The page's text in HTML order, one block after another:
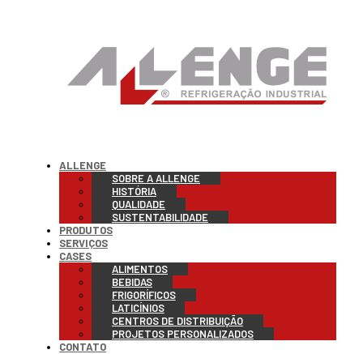
ALLENGE
SOBRE A ALLENGE
HISTÓRIA
QUALIDADE
SUSTENTABILIDADE
PRODUTOS
SERVIÇOS
CASES
ALIMENTOS
BEBIDAS
FRIGORÍFICOS
LATICÍNIOS
CENTROS DE DISTRIBUIÇÃO
PROJETOS PERSONALIZADOS
CONTATO